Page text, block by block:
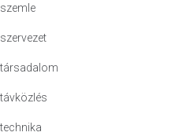
szemle
szervezet
társadalom
távközlés
technika